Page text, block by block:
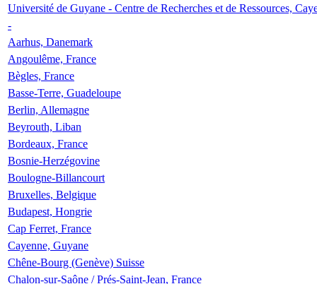
Université de Guyane - Centre de Recherches et de Ressources,
-
Aarhus, Danemark
Angoulême, France
Bègles, France
Basse-Terre, Guadeloupe
Berlin, Allemagne
Beyrouth, Liban
Bordeaux, France
Bosnie-Herzégovine
Boulogne-Billancourt
Bruxelles, Belgique
Budapest, Hongrie
Cap Ferret, France
Cayenne, Guyane
Chêne-Bourg (Genève) Suisse
Chalon-sur-Saône / Prés-Saint-Jean, France